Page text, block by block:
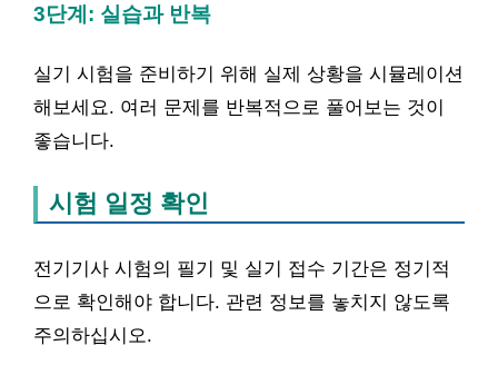
3단계: 실습과 반복
실기 시험을 준비하기 위해 실제 상황을 시뮬레이션
해보세요. 여러 문제를 반복적으로 풀어보는 것이
좋습니다.
시험 일정 확인
전기기사 시험의 필기 및 실기 접수 기간은 정기적
으로 확인해야 합니다. 관련 정보를 놓치지 않도록
주의하십시오.